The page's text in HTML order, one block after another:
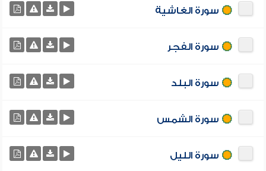
سورة الغاشية
سورة الفجر
سورة البلد
سورة الشمس
سورة الليل